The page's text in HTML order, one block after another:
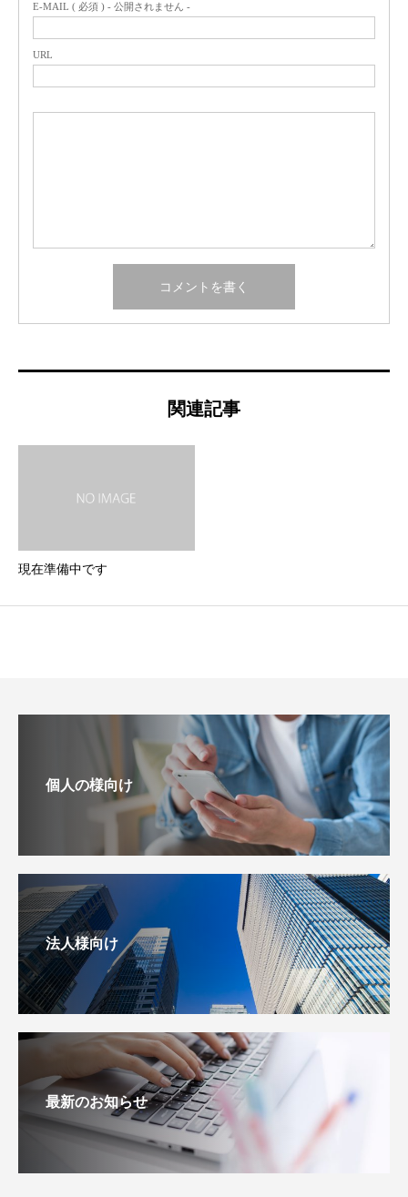
E-MAIL ( 必須 ) - 公開されません -
URL
関連記事
現在準備中です
個人の様向け
法人様向け
最新のお知らせ